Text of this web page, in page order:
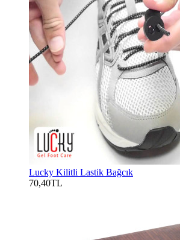
Lucky Kilitli Lastik Bağcık
70,40TL